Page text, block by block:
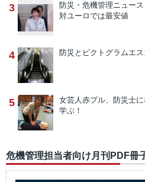
3 防災・危機管理ニュース
対ユーロでは最安値
4 防災とピクトグラムエ
5 女芸人赤プル、防災士に
学ぶ！
危機管理担当者向け月刊PDF冊